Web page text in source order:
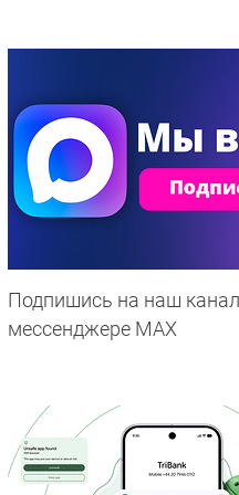
Подпишись на наш
мессенджере МАХ